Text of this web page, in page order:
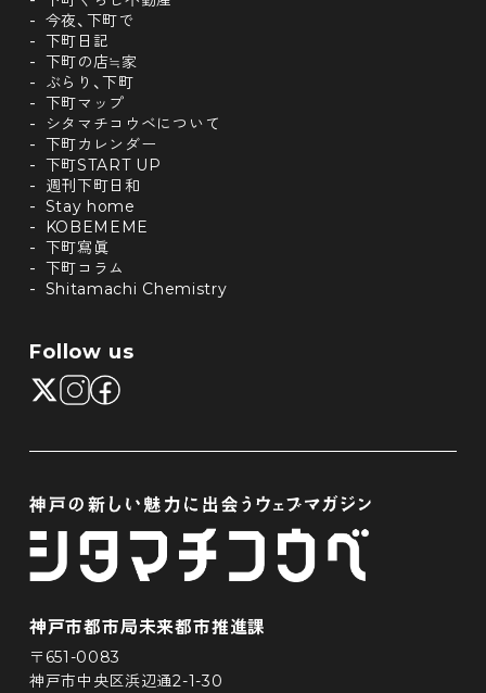
今夜、下町で
下町日記
下町の店≒家
ぶらり、下町
下町マップ
シタマチコウベについて
下町カレンダー
下町START UP
週刊下町日和
Stay home
KOBEMEME
下町寫眞
下町コラム
Shitamachi Chemistry
Follow us
神戸市都市局未来都市推進課
〒651-0083
神戸市中央区浜辺通2-1-30